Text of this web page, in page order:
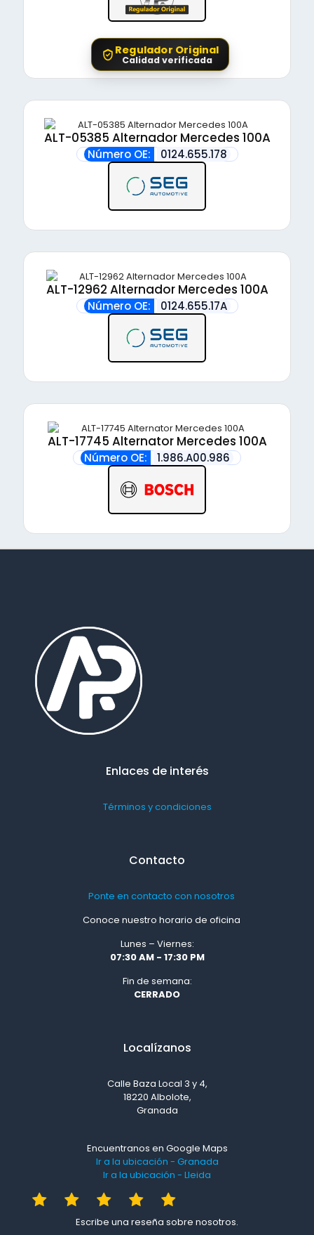
Regulador Original
Calidad verificada
ALT-05385 Alternador Mercedes 100A
Número OE: 0124.655.178
ALT-12962 Alternador Mercedes 100A
Número OE: 0124.655.17A
ALT-17745 Alternator Mercedes 100A
Número OE: 1.986.A00.986
Enlaces de interés
Términos y condiciones
Contacto
Ponte en contacto con nosotros
Conoce nuestro horario de oficina
Lunes – Viernes:
07:30 AM - 17:30 PM
Fin de semana:
CERRADO
Localízanos
Calle Baza Local 3 y 4,
18220 Albolote,
Granada
Encuentranos en Google Maps
Ir a la ubicación - Granada
Ir a la ubicación - Lleida
Escribe una reseña sobre nosotros.